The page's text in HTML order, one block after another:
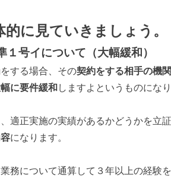
に見ていきましょう。
号イについて（大幅緩和）
する場合、その契約をする相手の機
に要件緩和しますよというものになり
適正実施の実績があるかどうかを立
になります。
務について通算して３年以上の経験